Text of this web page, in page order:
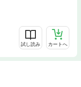
試し読み カートへ